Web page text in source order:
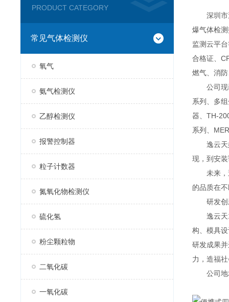
PRODUCT CATEGORY
常见气体检测仪
氧气
氨气检测仪
乙醇检测仪
报警控制器
粒子计数器
氮氧化物检测仪
硫化氢
粉尘颗粒物
二氧化碳
一氧化碳
深圳市逸
爆气体检
监测云平
合格证、
燃气、消
公司现已
系列、多
器、TH-
系列、
逸云天始
现，到安
未来，逸
的品质在
研发创
逸云天13
构、模具
研发成果
力，造福
公司地址